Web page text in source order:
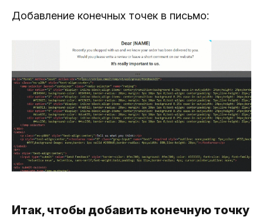
Добавление конечных точек в письмо:
Итак, чтобы добавить конечную точку